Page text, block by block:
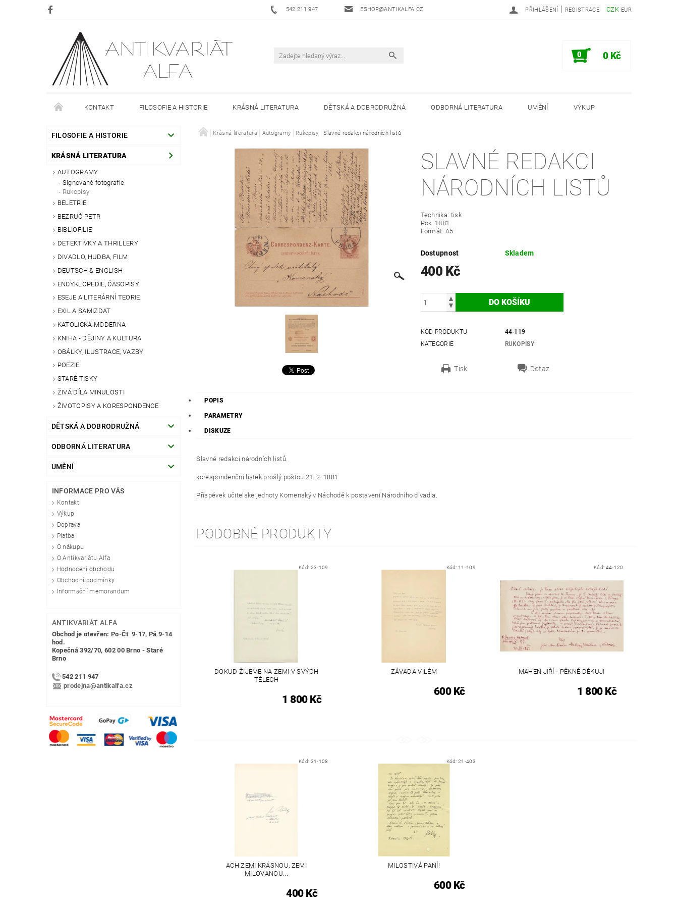
542 211 947 ESHOP@ANTIKALFA.CZ CZK EUR
PŘIHLÁŠENÍ | REGISTRACE
0 0 Kč
KONTAKT FILOSOFIE A HISTORIE KRÁSNÁ LITERATURA DĚTSKÁ A DOBRODRUŽNÁ ODBORNÁ LITERATURA UMĚNÍ VÝKUP
DOPRAVA PLATBA O NÁKUPU O ANTIKVARIÁTU ALFA HODNOCENÍ OBCHODU
FILOSOFIE A HISTORIE
KRÁSNÁ LITERATURA
AUTOGRAMY
Signované fotografie
Rukopisy
BELETRIE
BEZRUČ PETR
BIBLIOFILIE
DETEKTIVKY A THRILLERY
DIVADLO, HUDBA, FILM
DEUTSCH & ENGLISH
ENCYKLOPEDIE, ČASOPISY
ESEJE A LITERÁRNÍ TEORIE
EXIL A SAMIZDAT
KATOLICKÁ MODERNA
KNIHA - DĚJINY A KULTURA
OBÁLKY, ILUSTRACE, VAZBY
POEZIE
STARÉ TISKY
ŽIVÁ DÍLA MINULOSTI
ŽIVOTOPISY A KORESPONDENCE
DĚTSKÁ A DOBRODRUŽNÁ
ODBORNÁ LITERATURA
UMĚNÍ
INFORMACE PRO VÁS
Kontakt
Výkup
Doprava
Platba
O nákupu
O Antikvariátu Alfa
Hodnocení obchodu
Obchodní podmínky
Informační memorandum
ANTIKVARIÁT ALFA
Obchod je otevřen: Po-Čt 9-17, Pá 9-14
hod.
Kopečná 392/70, 602 00 Brno - Staré
Brno
542 211 947
prodejna@antikalfa.cz
Krásná literatura Autogramy Rukopisy Slavné redakci národních listů
SLAVNÉ REDAKCI
NÁRODNÍCH LISTŮ
Technika: tisk
Rok: 1881
Formát: A5
Dostupnost Skladem
400 Kč
KÓD PRODUKTU
44-119
KATEGORIE
RUKOPISY
Tisk Dotaz
POPIS
PARAMETRY
DISKUZE
Slavné redakci národních listů.
korespondenční lístek prošlý poštou 21. 2. 1881
Příspěvek učitelské jednoty Komenský v Náchodě k postavení Národního divadla.
PODOBNÉ PRODUKTY
Kód: 23-109
DOKUD ŽIJEME NA ZEMI V SVÝCH
TĚLECH
1 800 Kč
Kód: 11-109
ZÁVADA VILÉM
600 Kč
Kód: 44-120
MAHEN JIŘÍ - PĚKNĚ DĚKUJI
1 800 Kč
Kód: 31-108
ACH ZEMI KRÁSNOU, ZEMI
MILOVANOU...
400 Kč
Kód:21-403
MILOSTIVÁ PANÍ!
600 Kč